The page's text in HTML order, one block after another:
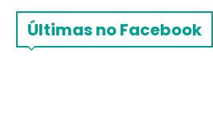
Últimas no Facebook